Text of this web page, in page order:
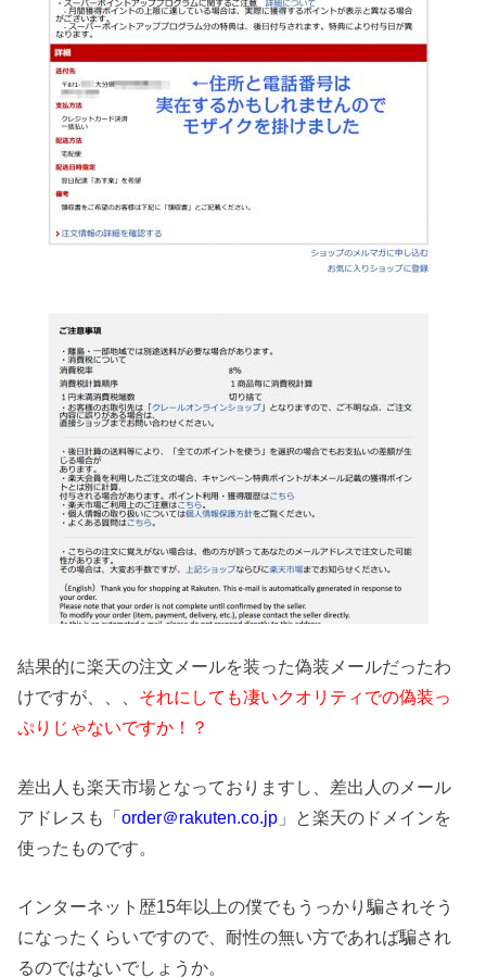
結果的に楽天の注文メールを装った偽装メールだったわ
けですが、、、 それにしても凄いクオリティでの偽装っ
ぷりじゃないですか！？
差出人も楽天市場となっておりますし、差出人のメール
アドレスも「order＠rakuten.co.jp 」と楽天のドメインを
使ったものです。
インターネット歴15年以上の僕でもうっかり騙されそう
になったくらいですので、耐性の無い方であれば騙され
るのではないでしょうか。